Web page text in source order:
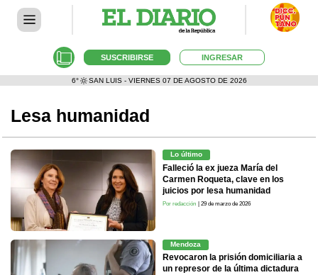
SUSCRIBIRSE INGRESAR
6° SAN LUIS - VIERNES 07 DE AGOSTO DE 2026
Lesa humanidad
Lo último
Falleció la ex jueza María del
Carmen Roqueta, clave en los
juicios por lesa humanidad
Por redacción | 29 de marzo de 2026
Mendoza
Revocaron la prisión domiciliaria a
un represor de la última dictadura